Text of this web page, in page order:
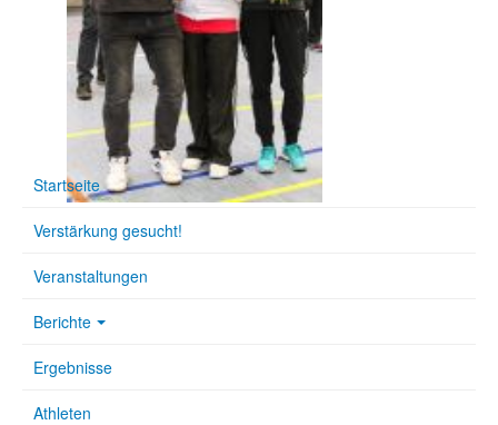
Startseite
Verstärkung gesucht!
Veranstaltungen
Berichte
Ergebnisse
Athleten